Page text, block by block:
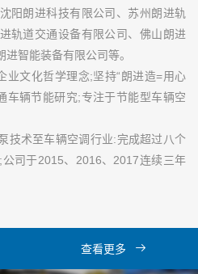
阳朗进科技有限公司、苏州朗进轨
轨道交通设备有限公司、佛山朗进
智能装备有限公司等。
业文化哲学理念;坚持“朗进造=用心
车辆节能研究;专注于节能型车辆空
技术至车辆空调行业:完成超过八个
司于2015、2016、2017连续三年
查看更多